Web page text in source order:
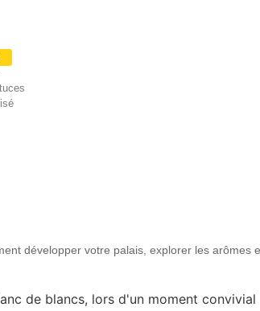
développer votre palais, explorer les arômes